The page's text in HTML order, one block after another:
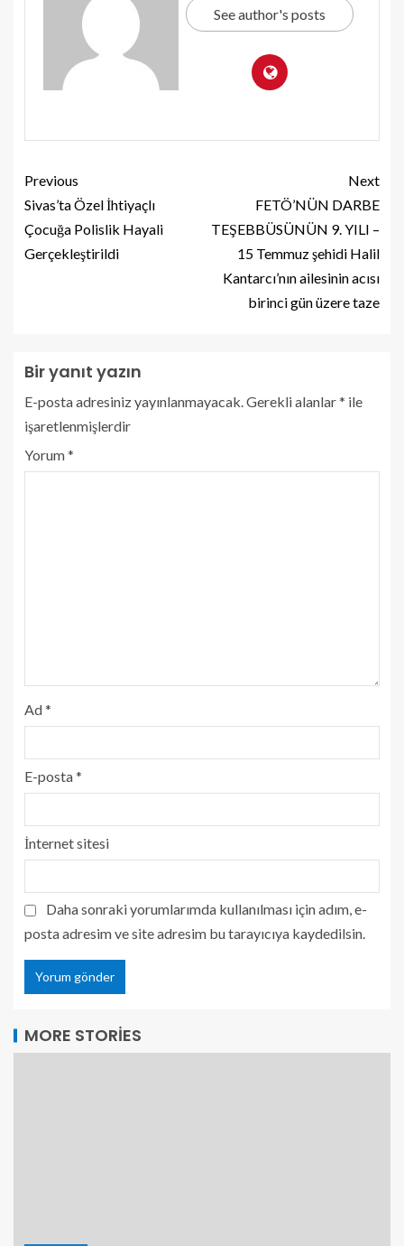
See author's posts
Previous
Sivas’ta Özel İhtiyaçlı
Çocuğa Polislik Hayali
Gerçekleştirildi
Next
FETÖ’NÜN DARBE
TEŞEBBÜSÜNÜN 9. YILI –
15 Temmuz şehidi Halil
Kantarcı’nın ailesinin acısı
birinci gün üzere taze
Bir yanıt yazın
E-posta adresiniz yayınlanmayacak.Gerekli alanlar* ile
işaretlenmişlerdir
Yorum*
Ad*
E-posta*
İnternet sitesi
Daha sonraki yorumlarımda kullanılması için adım, e-
posta adresim ve site adresim bu tarayıcıya kaydedilsin.
MORE STORIES